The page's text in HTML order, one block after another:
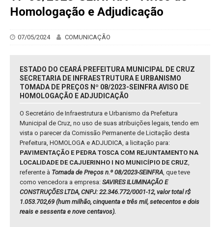
Homologação e Adjudicação
07/05/2024 COMUNICAÇÃO
ESTADO DO CEARÁ PREFEITURA MUNICIPAL DE CRUZ
SECRETARIA DE INFRAESTRUTURA E URBANISMO
TOMADA DE PREÇOS Nº 08/2023-SEINFRA AVISO DE
HOMOLOGAÇÃO E ADJUDICAÇÃO
O Secretário de Infraestrutura e Urbanismo da Prefeitura
Municipal de Cruz, no uso de suas atribuições legais, tendo em
vista o parecer da Comissão Permanente de Licitação desta
Prefeitura, HOMOLOGA e ADJUDICA, a licitação para:
PAVIMENTAÇÃO E PEDRA TOSCA COM REJUNTAMENTO NA
LOCALIDADE DE CAJUERINHO I NO MUNICÍPIO DE CRUZ,
referente à Tomada de Preços n.º 08/2023-SEINFRA, que teve
como vencedora a empresa: SAVIRES ILUMINAÇÃO E
CONSTRUÇÕES LTDA, CNPJ: 22.346.772/0001-12, valor total r$
1.053.702,69 (hum milhão, cinquenta e três mil, setecentos e dois
reais e sessenta e nove centavos).